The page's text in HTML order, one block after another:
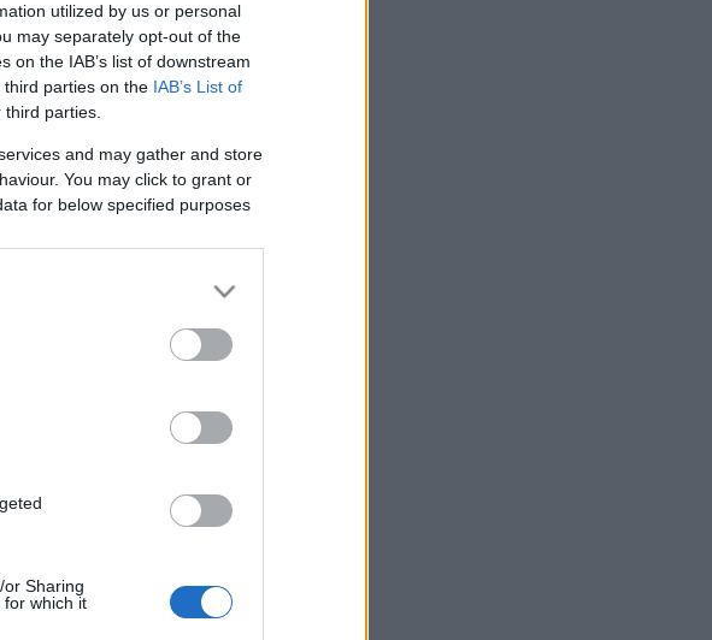
utilized by us or personal
may separately opt-out of the
on the IAB’s list of downstream
parties on the IAB’s List of
parties.
and may gather and store
You may click to grant or
for below specified purposes
Sharing
which it